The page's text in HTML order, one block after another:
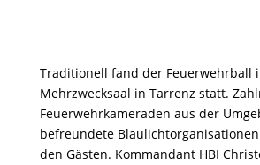
Traditionell fand der Feuerwehrball
Mehrzwecksaal in Tarrenz statt.
Feuerwehrkameraden aus der
befreundete
den Gästen. Kommandant HBI